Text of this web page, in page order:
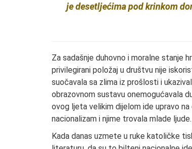
je desetljećima pod krinkom
Za sadašnje duhovno i moralne stanje
privilegirani položaj u društvu nije
suočavala sa zlima iz prošlosti i
obrazovnom sustavu onemogućavala
ovog ljeta velikim dijelom ide upravo
nacionalizam i njime trovala mlade ljude.
Kada danas uzmete u ruke katoličke